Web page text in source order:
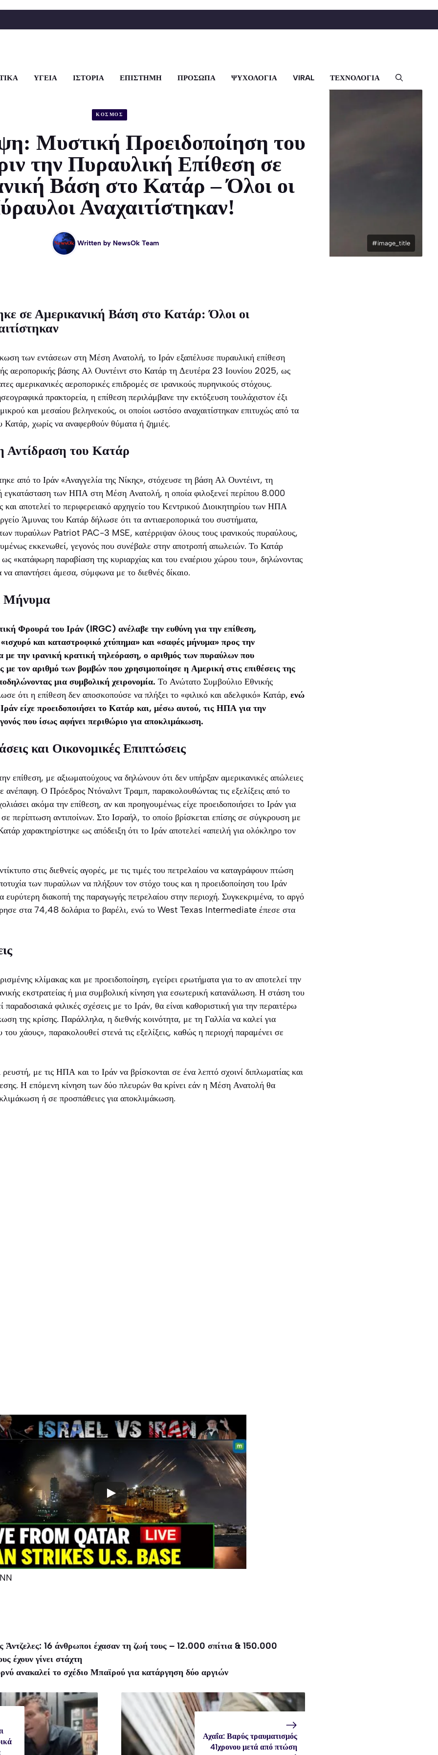
ΥΓΕΙΑ ΙΣΤΟΡΙΑ ΕΠΙΣΤΗΜΗ ΠΡΟΣΩΠΑ ΨΥΧΟΛΟΓΙΑ VIRAL ΤΕΧΝΟΛΟΓΙΑ
#image_title
ΚΟΣΜΟΣ
Μυστική Προειδοποίηση του
την Πυραυλική Επίθεση σε
Βάση στο Κατάρ – Όλοι οι
Αναχαιτίστηκαν!
Written by NewsOk Team
σε Αμερικανική Βάση στο Κατάρ: Όλοι οι
των εντάσεων στη Μέση Ανατολή, το Ιράν εξαπέλυσε πυραυλική επίθεση
αεροπορικής βάσης Αλ Ουντέιντ στο Κατάρ τη Δευτέρα 23 Ιουνίου 2025, ως
αμερικανικές αεροπορικές επιδρομές σε ιρανικούς πυρηνικούς στόχους.
πρακτορεία, η επίθεση περιλάμβανε την εκτόξευση τουλάχιστον έξι
και μεσαίου βεληνεκούς, οι οποίοι ωστόσο αναχαιτίστηκαν επιτυχώς από τα
Κατάρ, χωρίς να αναφερθούν θύματα ή ζημιές.
Αντίδραση του Κατάρ
από το Ιράν «Αναγγελία της Νίκης», στόχευσε τη βάση Αλ Ουντέιντ, τη
εγκατάσταση των ΗΠΑ στη Μέση Ανατολή, η οποία φιλοξενεί περίπου 8.000
και αποτελεί το περιφερειακό αρχηγείο του Κεντρικού Διοικητηρίου των ΗΠΑ
Άμυνας του Κατάρ δήλωσε ότι τα αντιαεροπορικά του συστήματα,
πυραύλων Patriot PAC-3 MSE, κατέρριψαν όλους τους ιρανικούς πυραύλους,
εκκενωθεί, γεγονός που συνέβαλε στην αποτροπή απωλειών. Το Κατάρ
«κατάφωρη παραβίαση της κυριαρχίας και του εναέριου χώρου του», δηλώνοντας
να απαντήσει άμεσα, σύμφωνα με το διεθνές δίκαιο.
Μήνυμα
Φρουρά του Ιράν (IRGC) ανέλαβε την ευθύνη για την επίθεση,
και καταστροφικό χτύπημα» και «σαφές μήνυμα» προς την
την ιρανική κρατική τηλεόραση, ο αριθμός των πυραύλων που
με τον αριθμό των βομβών που χρησιμοποίησε η Αμερική στις επιθέσεις της
μια συμβολική χειρονομία. Το Ανώτατο Συμβούλιο Εθνικής
ότι η επίθεση δεν αποσκοπούσε να πλήξει το «φιλικό και αδελφικό» Κατάρ, ενώ
είχε προειδοποιήσει το Κατάρ και, μέσω αυτού, τις ΗΠΑ για την
που ίσως αφήνει περιθώριο για αποκλιμάκωση.
και Οικονομικές Επιπτώσεις
επίθεση, με αξιωματούχους να δηλώνουν ότι δεν υπήρξαν αμερικανικές απώλειες
ανέπαφη. Ο Πρόεδρος Ντόναλντ Τραμπ, παρακολουθώντας τις εξελίξεις από το
ακόμα την επίθεση, αν και προηγουμένως είχε προειδοποιήσει το Ιράν για
περίπτωση αντιποίνων. Στο Ισραήλ, το οποίο βρίσκεται επίσης σε σύγκρουση με
χαρακτηρίστηκε ως απόδειξη ότι το Ιράν αποτελεί «απειλή για ολόκληρο τον
στις διεθνείς αγορές, με τις τιμές του πετρελαίου να καταγράφουν πτώση
των πυραύλων να πλήξουν τον στόχο τους και η προειδοποίηση του Ιράν
ευρύτερη διακοπή της παραγωγής πετρελαίου στην περιοχή. Συγκεκριμένα, το αργό
στα 74,48 δολάρια το βαρέλι, ενώ το West Texas Intermediate έπεσε στα
κλίμακας και με προειδοποίηση, εγείρει ερωτήματα για το αν αποτελεί την
εκστρατείας ή μια συμβολική κίνηση για εσωτερική κατανάλωση. Η στάση του
παραδοσιακά φιλικές σχέσεις με το Ιράν, θα είναι καθοριστική για την περαιτέρω
της κρίσης. Παράλληλα, η διεθνής κοινότητα, με τη Γαλλία να καλεί για
χάους», παρακολουθεί στενά τις εξελίξεις, καθώς η περιοχή παραμένει σε
με τις ΗΠΑ και το Ιράν να βρίσκονται σε ένα λεπτό σχοινί διπλωματίας και
Η επόμενη κίνηση των δύο πλευρών θα κρίνει εάν η Μέση Ανατολή θα
ή σε προσπάθειες για αποκλιμάκωση.
16 άνθρωποι έχασαν τη ζωή τους – 12.000 σπίτια & 150.000
έχουν γίνει στάχτη
ανακαλεί το σχέδιο Μπαϊρού για κατάργηση δύο αργιών
Αχαΐα: Βαρύς τραυματισμός
41χρονου μετά από πτώση